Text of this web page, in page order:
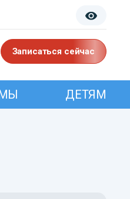
Записаться сейчас
ДЕТЯМ